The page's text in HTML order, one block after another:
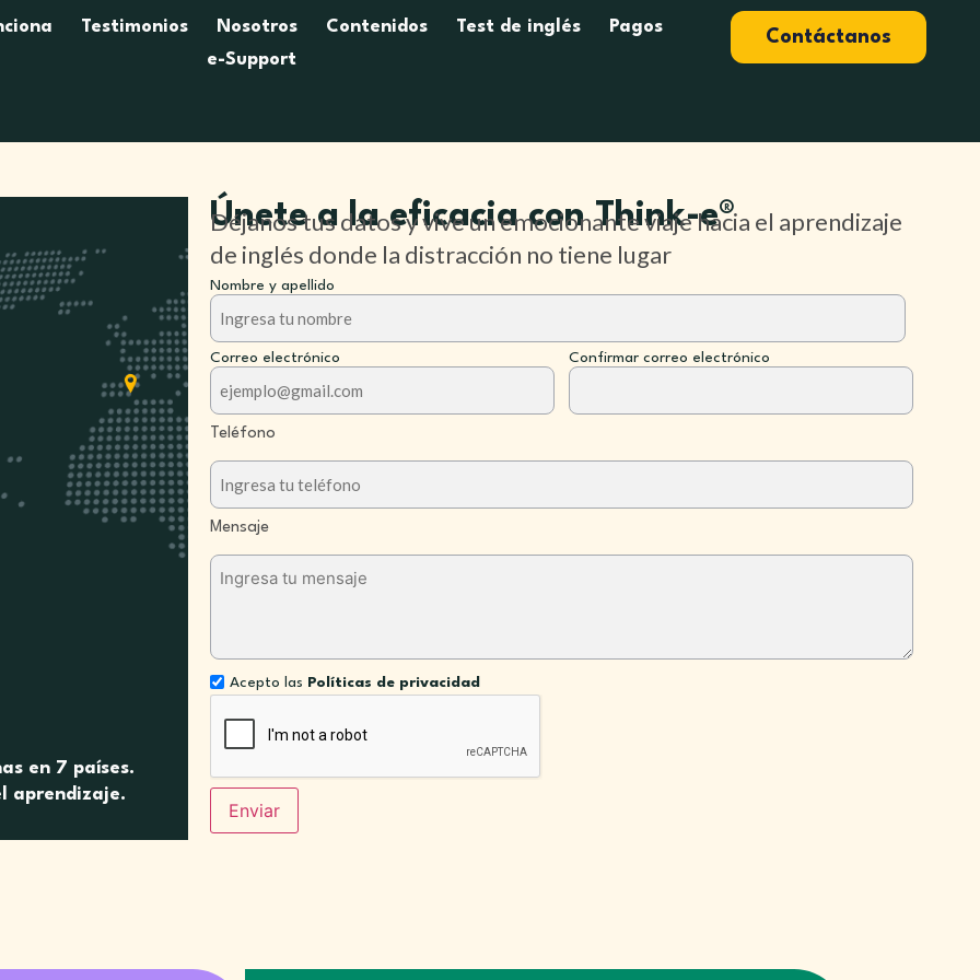
Testimonios Nosotros Contenidos Test de inglés
Pagos
e-Support
Contáctanos
en 7 países.
aprendizaje.
Únete a la eficacia con Think-e®
Déjanos tus datos y vive un emocionante viaje hacia el aprendizaje
de inglés donde la distracción no tiene lugar
Nombre y apellido
Correo electrónico Confirmar correo electrónico
Teléfono
Mensaje
Acepto las Políticas de privacidad
Enviar